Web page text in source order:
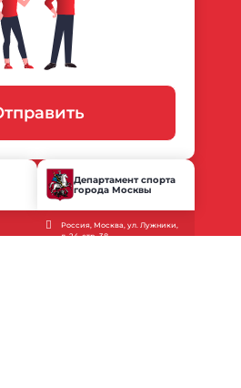
Департамент спорта
города Москвы
Россия, Москва, ул. Лужники,
д. 24, стр. 38